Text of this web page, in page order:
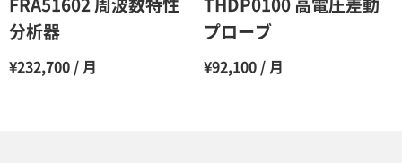
FRA51602 周波数特性
分析器
¥232,700 / 月
THDP0100 高電圧差動
プローブ
¥92,100 / 月